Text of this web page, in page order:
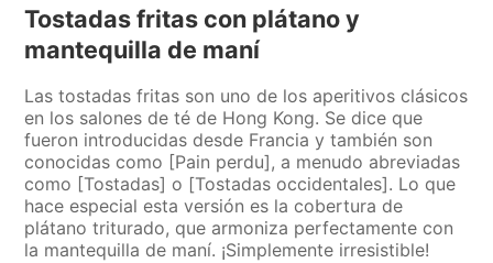
Tostadas fritas con plátano y
mantequilla de maní
Las tostadas fritas son uno de los aperitivos clásicos
en los salones de té de Hong Kong. Se dice que
fueron introducidas desde Francia y también son
conocidas como [Pain perdu], a menudo abreviadas
como [Tostadas] o [Tostadas occidentales]. Lo que
hace especial esta versión es la cobertura de
plátano triturado, que armoniza perfectamente con
la mantequilla de maní. ¡Simplemente irresistible!